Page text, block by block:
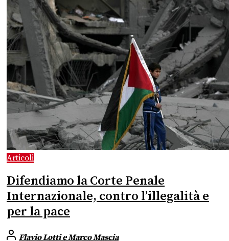
Articoli
Difendiamo la Corte Penale
Internazionale, contro l’illegalità e
per la pace
Flavio Lotti e Marco Mascia